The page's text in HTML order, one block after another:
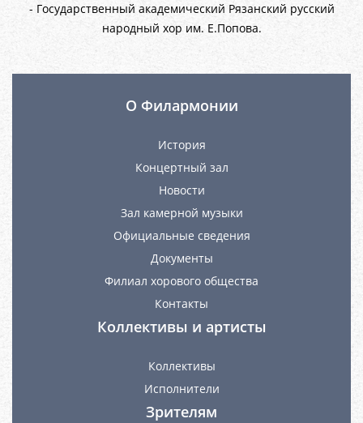
- Государственный академический Рязанский русский
народный хор им. Е.Попова.
О Филармонии
История
Концертный зал
Новости
Зал камерной музыки
Официальные сведения
Документы
Филиал хорового общества
Контакты
Коллективы и артисты
Коллективы
Исполнители
Зрителям